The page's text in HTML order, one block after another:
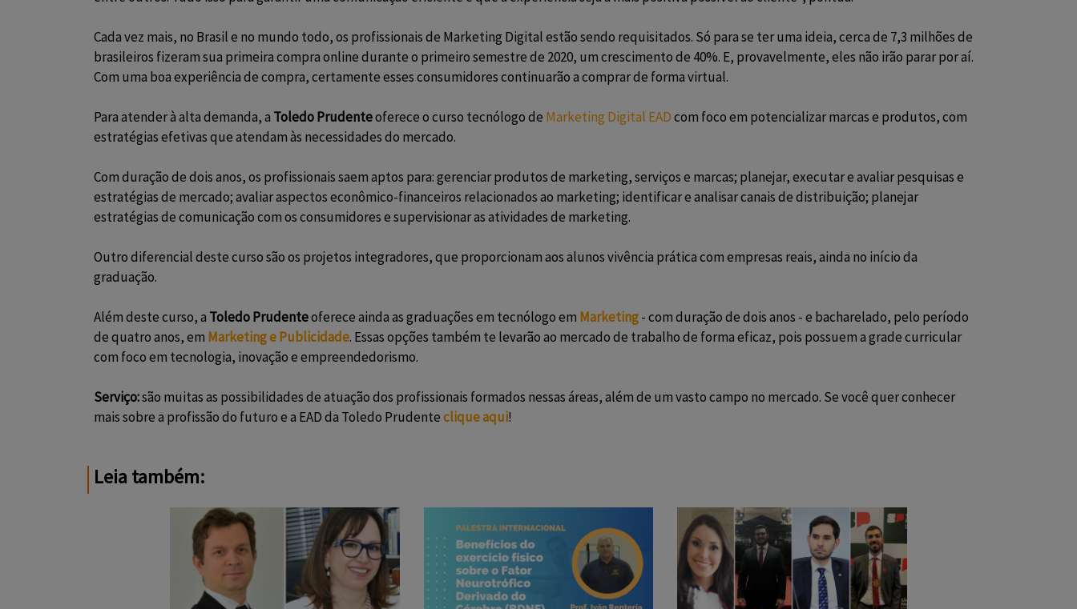
Cada vez mais, no Brasil e no mundo todo, os profissionais de Marketing Digital estão sendo requisitados. Só para se ter uma ideia,cerca de 7,3 milhões de
brasileiros fizeram sua primeira compra onlinedurante o primeiro semestre de 2020, um crescimento de 40%. E, provavelmente, eles não irão parar por aí.
Com uma boa experiência de compra, certamente esses consumidores continuarão a comprar de forma virtual.
Para atender à alta demanda, a Toledo Prudenteoferece o curso tecnólogo de Marketing Digital EADcom foco em potencializar marcas e produtos, com
estratégias efetivas que atendam às necessidades do mercado.
Com duração de dois anos, os profissionais saem aptos para: gerenciar produtos de marketing, serviços e marcas; planejar, executar e avaliar pesquisas e
estratégias de mercado; avaliar aspectos econômico-financeiros relacionados ao marketing; identificar e analisar canais de distribuição; planejar
estratégias de comunicação com os consumidores e supervisionar as atividades de marketing.
Outro diferencial deste curso são os projetos integradores, que proporcionam aos alunos vivência prática com empresas reais, ainda no início da
graduação.
Além deste curso, a Toledo Prudenteoferece ainda as graduações em tecnólogo em Marketing- com duração de dois anos - e bacharelado, pelo período
de quatro anos, em Marketing e Publicidade. Essas opções também te levarão ao mercado de trabalho de forma eficaz, pois possuem a grade curricular
com foco em tecnologia, inovação e empreendedorismo.
Serviço:são muitas as possibilidades de atuação dos profissionais formados nessas áreas, além de um vasto campo no mercado. Se você quer conhecer
mais sobre a profissão do futuro e a EAD da Toledo Prudenteclique aqui!
Leia também: